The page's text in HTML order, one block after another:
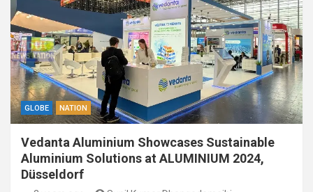
GLOBE NATION
Vedanta Aluminium Showcases Sustainable
Aluminium Solutions at ALUMINIUM 2024,
Düsseldorf